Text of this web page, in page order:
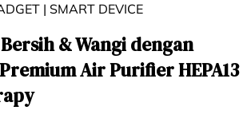
| SMART DEVICE
& Wangi dengan
Air Purifier HEPA13